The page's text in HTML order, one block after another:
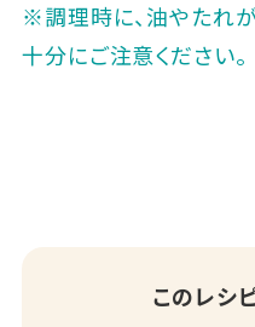
※調理時に、油やたれ
十分にご注意ください。
このレシ